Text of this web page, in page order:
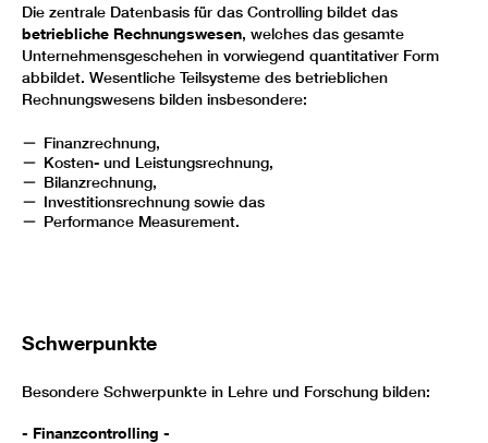
Die zentrale Datenbasis für das Controlling bildet das
betriebliche Rechnungswesen, welches das gesamte
Unternehmensgeschehen in vorwiegend quantitativer Form
abbildet. Wesentliche Teilsysteme des betrieblichen
Rechnungswesens bilden insbesondere:
Finanzrechnung,
Kosten- und Leistungsrechnung,
Bilanzrechnung,
Investitionsrechnung sowie das
Performance Measurement.
Schwerpunkte
Besondere Schwerpunkte in Lehre und Forschung bilden:
- Finanzcontrolling -